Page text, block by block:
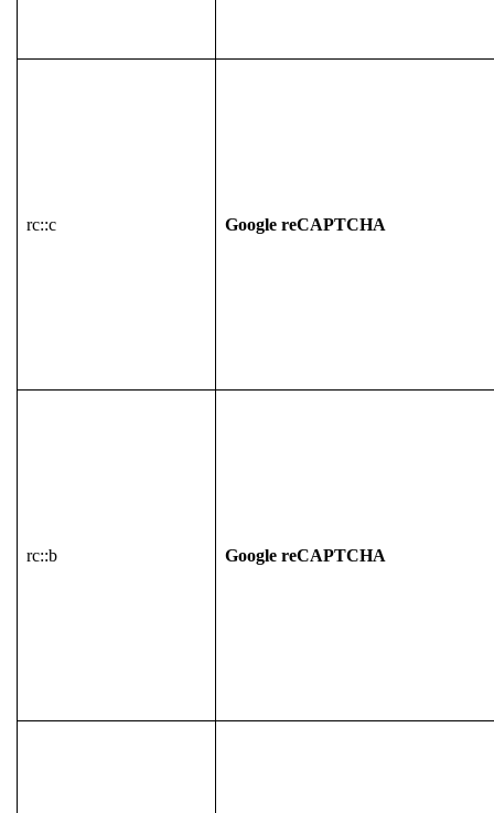
rc::c Google reCAPTCHA
rc::b Google reCAPTCHA